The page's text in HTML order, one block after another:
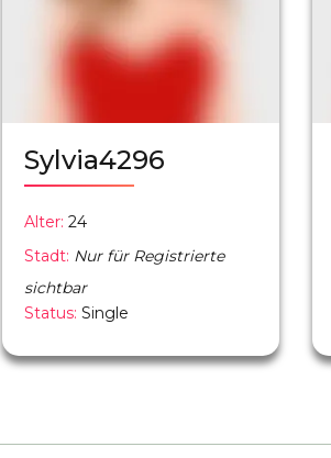
Sylvia4296
Alter: 24
Stadt: Nur für Registrierte
sichtbar
Status: Single